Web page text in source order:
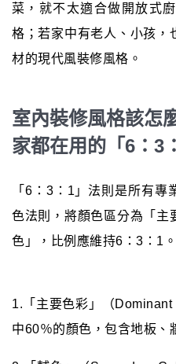
菜，就不太適合做開放式
格；若家中有老人、小孩，
材的現代風裝修風格。
室內裝修風格該怎
家都在用的「6：3
「6：3：1」法則是所有專
色法則，將顏色區分為「主
色」，比例應維持6：3：1。
1.「主要色彩」（
中60％的顏色，包含地板、